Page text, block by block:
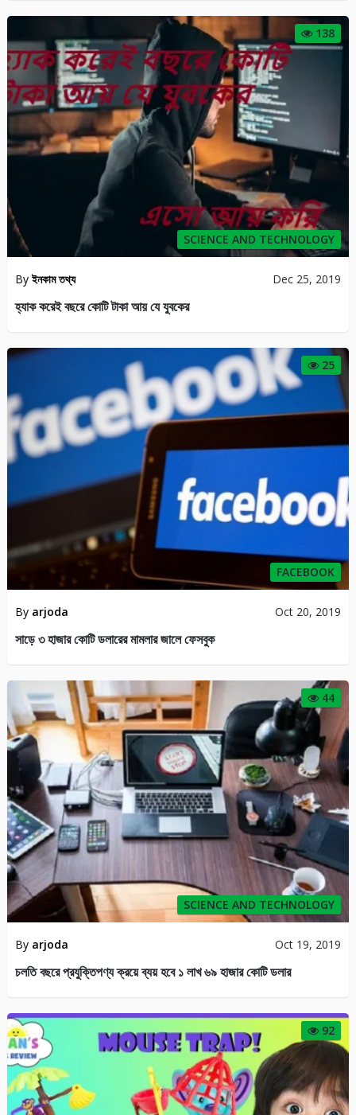
138
SCIENCE AND TECHNOLOGY
Byইনকাম তথ্য Dec 25, 2019
হ্যাক করেই বছরে কোটি টাকা আয় যে যুবকের
25
FACEBOOK
By arjoda Oct 20, 2019
সাড়ে ৩ হাজার কোটি ডলারের মামলার জালে ফেসবুক
44
SCIENCE AND TECHNOLOGY
By arjoda Oct 19, 2019
চলতি বছরে প্রযুক্তিপণ্য ক্রয়ে ব্যয় হবে ১ লাখ ৬৯ হাজার কোটি ডলার
92